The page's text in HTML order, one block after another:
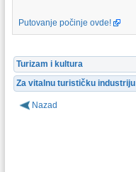
Putovanje počinje ovde!
Turizam i kultura
Za vitalnu turističku industriju
Nazad